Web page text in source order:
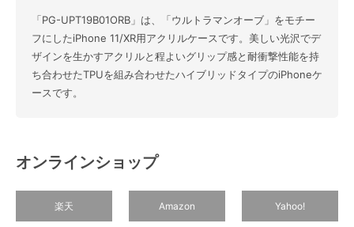
「PG-UPT19B01ORB」は、「ウルトラマンオーブ」をモチー
フにしたiPhone 11/XR用アクリルケースです。美しい光沢でデ
ザインを生かすアクリルと程よいグリップ感と耐衝撃性能を持
ち合わせたTPUを組み合わせたハイブリッドタイプのiPhoneケ
ースです。
オンラインショップ
楽天 Amazon Yahoo!